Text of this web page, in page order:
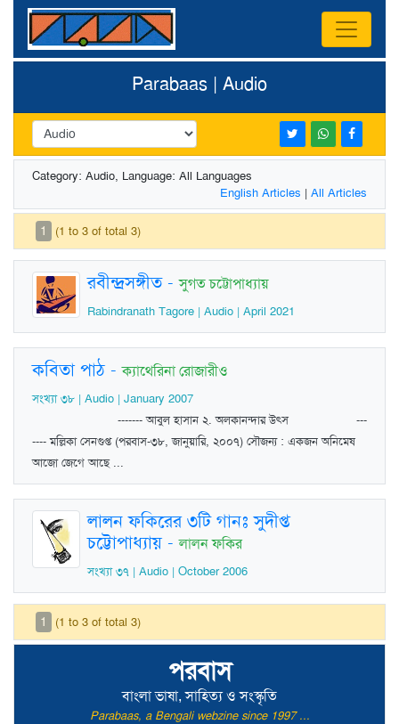
পরবাস
বাংলা ভাষা, সাহিত্য ও সংস্কৃতি
Parabaas, a Bengali webzine since 1997 ...
Parabaas | Audio
Category: Audio, Language: All Languages
English Articles | All Articles
1 (1 to 3 of total 3)
রবীন্দ্রসঙ্গীত-সুগত চট্টোপাধ্যায়
Rabindranath Tagore | Audio | April 2021
কবিতা পাঠ -ক্যাথেরিনা রোজারীও
সংখ্যা ৩৮ | Audio | January 2007
------- আবুল হাসান ২. অলকানন্দার উত্স ---
---- মল্লিকা সেনগুপ্ত (পরবাস-৩৮, জানুয়ারি, ২০০৭) সৌজন্য : একজন অনিমেষ
আজো জেগে আছে ...
লালন ফকিরের ৩টি গানঃ সুদীপ্ত
চট্টোপাধ্যায়-লালন ফকির
সংখ্যা ৩৭ | Audio | October 2006
1 (1 to 3 of total 3)